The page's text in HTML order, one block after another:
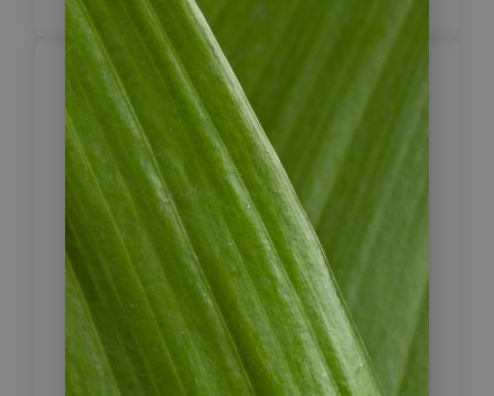
Chillo – Leymebamb
Fahrt in das Dorf Leymebamba. Von
dort aus geht eine Treckingtour mit
Pferden zu dem See „Laguna de los
Momias“, der seinen Namen wegen
der über 280 Mumien erhielt, die
man in dieser Zone gefunden hat.
Hier in der Höhe auf einem Berg
befinden sich auch die etwa 2 Meter